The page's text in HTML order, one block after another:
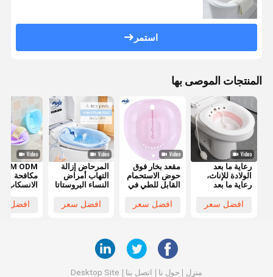
استمر
المنتجات الموصى بها
رعاية ما بعد
الولادة للإناث،
رعاية ما بعد
الشرجية، مقعد
بخار يوني قابل
افضل سعر
مقعد بخار فوق
حوض الاستحمام
القابل للطي في
بجوار المقعد
افضل سعر
المرحاض إزالة
التهاب أمراض
النساء البروستاتا
المهبل سيتز
حمام يوني البخار
افضل سعر
ODM
مكافحة
الانسكاب
المهبلية
افضل
منزل حول نا اتصل بنا Desktop Site